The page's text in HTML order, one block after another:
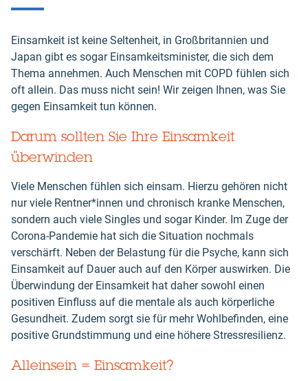
Einsamkeit ist keine Seltenheit, in Großbritannien und
Japan gibt es sogar Einsamkeitsminister, die sich dem
Thema annehmen. Auch Menschen mit COPD fühlen sich
oft allein. Das muss nicht sein! Wir zeigen Ihnen, was Sie
gegen Einsamkeit tun können.
Darum sollten Sie Ihre Einsamkeit
überwinden
Viele Menschen fühlen sich einsam. Hierzu gehören nicht
nur viele Rentner*innen und chronisch kranke Menschen,
sondern auch viele Singles und sogar Kinder. Im Zuge der
Corona-Pandemie hat sich die Situation nochmals
verschärft. Neben der Belastung für die Psyche, kann sich
Einsamkeit auf Dauer auch auf den Körper auswirken. Die
Überwindung der Einsamkeit hat daher sowohl einen
positiven Einfluss auf die mentale als auch körperliche
Gesundheit. Zudem sorgt sie für mehr Wohlbefinden, eine
positive Grundstimmung und eine höhere Stressresilienz.
Alleinsein = Einsamkeit?